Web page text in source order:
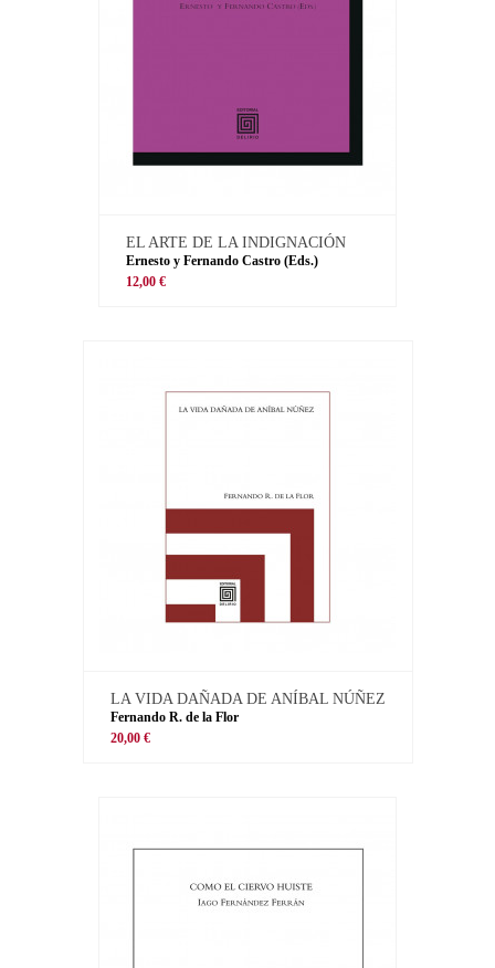
EL ARTE DE LA INDIGNACIÓN
Ernesto y Fernando Castro (Eds.)
12,00 €
LA VIDA DAÑADA DE ANÍBAL NÚÑEZ
Fernando R. de la Flor
20,00 €